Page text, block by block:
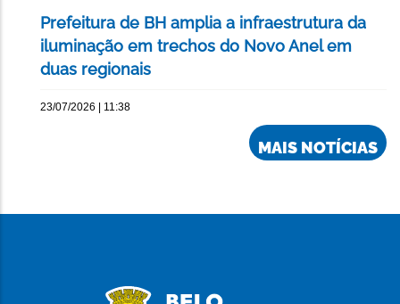
Prefeitura de BH amplia a infraestrutura da
iluminação em trechos do Novo Anel em
duas regionais
23/07/2026 | 11:38
MAIS NOTÍCIAS